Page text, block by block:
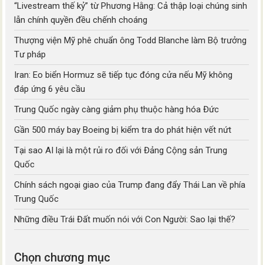
“Livestream thế kỷ” từ Phương Hằng: Cả thập loại chúng sinh
lẫn chính quyền đều chếnh choáng
Thượng viện Mỹ phê chuẩn ông Todd Blanche làm Bộ trưởng
Tư pháp
Iran: Eo biển Hormuz sẽ tiếp tục đóng cửa nếu Mỹ không
đáp ứng 6 yêu cầu
Trung Quốc ngày càng giảm phụ thuộc hàng hóa Đức
Gần 500 máy bay Boeing bị kiểm tra do phát hiện vết nứt
Tại sao AI lại là một rủi ro đối với Đảng Cộng sản Trung
Quốc
Chính sách ngoại giao của Trump đang đẩy Thái Lan về phía
Trung Quốc
Những điều Trái Đất muốn nói với Con Người: Sao lại thế?
Chọn chương mục